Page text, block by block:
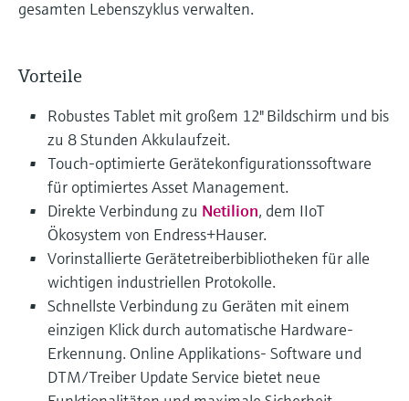
gesamten Lebenszyklus verwalten.
Vorteile
Robustes Tablet mit großem 12" Bildschirm und bis
zu 8 Stunden Akkulaufzeit.
Touch-optimierte Gerätekonfigurationssoftware
für optimiertes Asset Management.
Direkte Verbindung zu Netilion, dem IIoT
Ökosystem von Endress+Hauser.
Vorinstallierte Gerätetreiberbibliotheken für alle
wichtigen industriellen Protokolle.
Schnellste Verbindung zu Geräten mit einem
einzigen Klick durch automatische Hardware-
Erkennung. Online Applikations- Software und
DTM/Treiber Update Service bietet neue